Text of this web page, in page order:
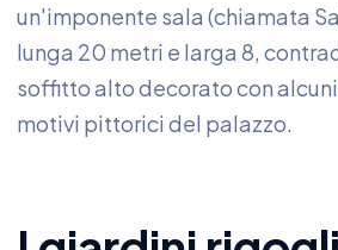
un'imponente sala (chiamata
lunga 20 metri e larga 8,
soffitto alto decorato con
motivi pittorici del palazzo.